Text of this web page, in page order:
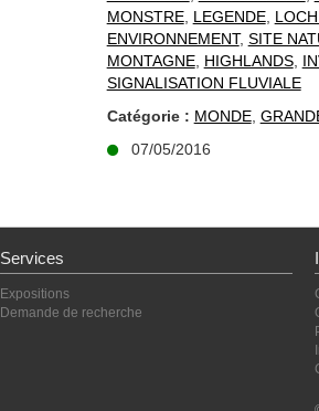
MONSTRE, LEGENDE,
ENVIRONNEMENT, SITE
MONTAGNE, HIGHLANDS,
SIGNALISATION FLUVIALE
Catégorie : MONDE,
07/05/2016
Services
Expositions
Demande de recherche